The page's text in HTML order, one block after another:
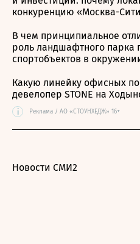
конкуренцию «Москва-
В чем принципиальное
роль ландшафтного парка
спортобъектов в
Какую линейку офисных
девелопер STONE на
i Реклама / АО «СТОУНХЕДЖ» 16+
Новости СМИ2